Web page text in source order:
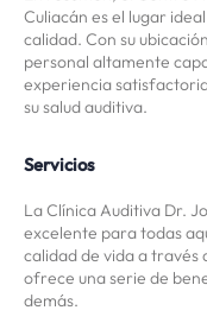
Culiacán es el lugar
calidad. Con su
personal altamente
experiencia
su salud auditiva.
Servicios
La Clínica Auditiva Dr.
excelente para todas
calidad de vida a través
ofrece una serie de
demás.